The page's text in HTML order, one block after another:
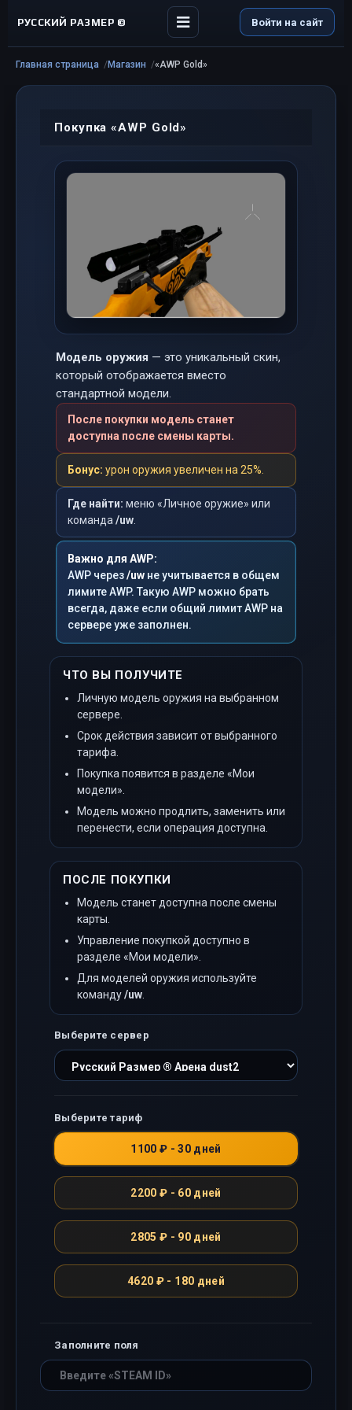
РУССКИЙ РАЗМЕР © Войти на сайт
Главная страница Магазин «AWP Gold»
Покупка «AWP Gold»
Модель оружия — это уникальный скин,
который отображается вместо
стандартной модели.
После покупки модель станет
доступна после смены карты.
Бонус: урон оружия увеличен на 25%.
Где найти: меню «Личное оружие» или
команда/uw.
Важно для AWP:
AWP через/uw не учитывается в общем
лимите AWP. Такую AWP можно брать
всегда, даже если общий лимит AWP на
сервере уже заполнен.
ЧТО ВЫ ПОЛУЧИТЕ
Личную модель оружия на выбранном
сервере.
Срок действия зависит от выбранного
тарифа.
Покупка появится в разделе «Мои
модели».
Модель можно продлить, заменить или
перенести, если операция доступна.
ПОСЛЕ ПОКУПКИ
Модель станет доступна после смены
карты.
Управление покупкой доступно в
разделе «Мои модели».
Для моделей оружия используйте
команду/uw.
Выберите сервер
Выберите тариф
1100 ₽ - 30 дней
2200 ₽ - 60 дней
2805 ₽ - 90 дней
4620 ₽ - 180 дней
Заполните поля